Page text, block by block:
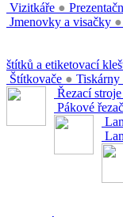
Vizitkáře ●
Jmenovky a visačky ●
štítků a etiketovací
Štítkovače ● Tiskárny
Řezací
Pákové